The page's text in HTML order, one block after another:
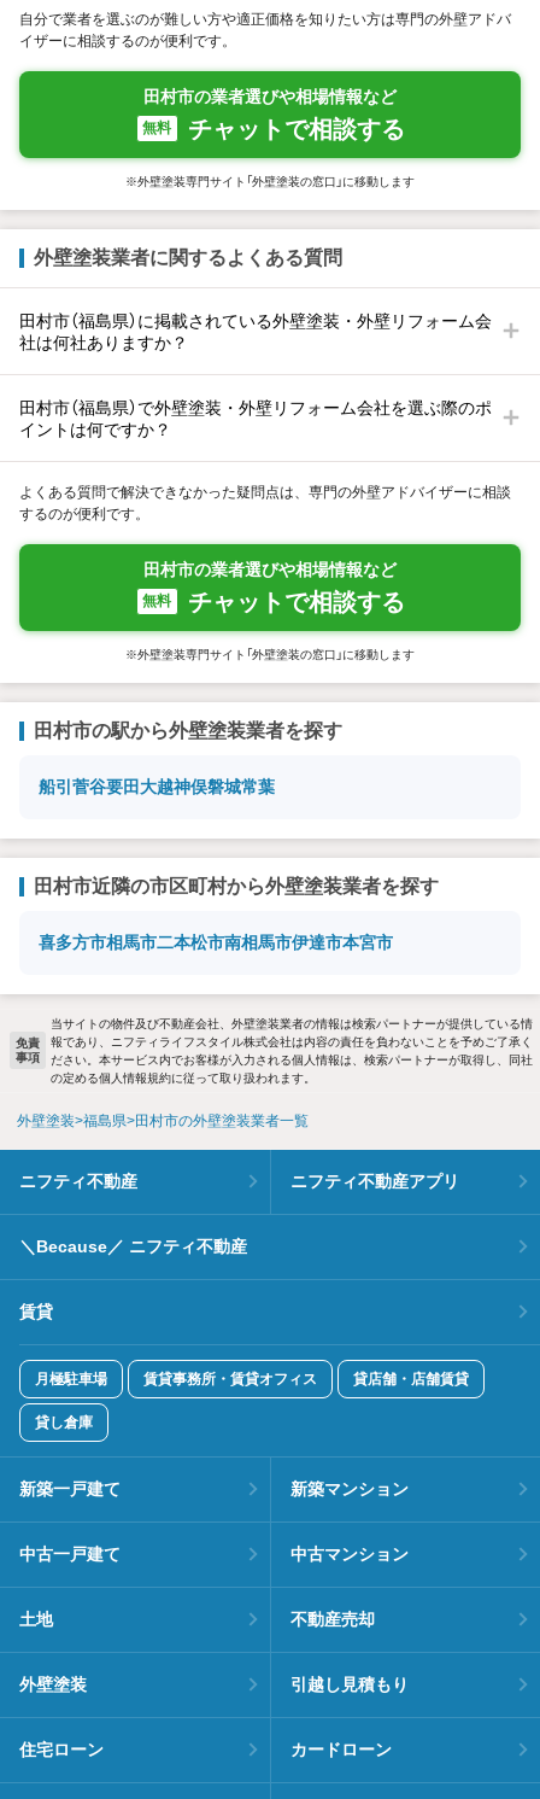
自分で業者を選ぶのが難しい方や適正価格を知りたい方は専門の外壁アドバ
イザーに相談するのが便利です。
田村市の業者選びや相場情報など
無料 チャットで相談する
※外壁塗装専門サイト「外壁塗装の窓口」に移動します
外壁塗装業者に関するよくある質問
田村市（福島県）に掲載されている外壁塗装・外壁リフォーム会
社は何社ありますか？
田村市（福島県）で外壁塗装・外壁リフォーム会社を選ぶ際のポ
イントは何ですか？
よくある質問で解決できなかった疑問点は、専門の外壁アドバイザーに相談
するのが便利です。
田村市の業者選びや相場情報など
無料 チャットで相談する
※外壁塗装専門サイト「外壁塗装の窓口」に移動します
田村市の駅から外壁塗装業者を探す
船引菅谷要田大越神俣磐城常葉
田村市近隣の市区町村から外壁塗装業者を探す
喜多方市相馬市二本松市南相馬市伊達市本宮市
免責
事項
当サイトの物件及び不動産会社、外壁塗装業者の情報は検索パートナーが提供している情
報であり、ニフティライフスタイル株式会社は内容の責任を負わないことを予めご了承く
ださい。本サービス内でお客様が入力される個人情報は、検索パートナーが取得し、同社
の定める個人情報規約に従って取り扱われます。
外壁塗装 福島県 田村市の外壁塗装業者一覧
ニフティ不動産 ニフティ不動産アプリ
＼Because／ ニフティ不動産
賃貸
月極駐車場 賃貸事務所・賃貸オフィス 貸店舗・店舗賃貸
貸し倉庫
新築一戸建て 新築マンション
中古一戸建て 中古マンション
土地 不動産売却
外壁塗装 引越し見積もり
住宅ローン カードローン